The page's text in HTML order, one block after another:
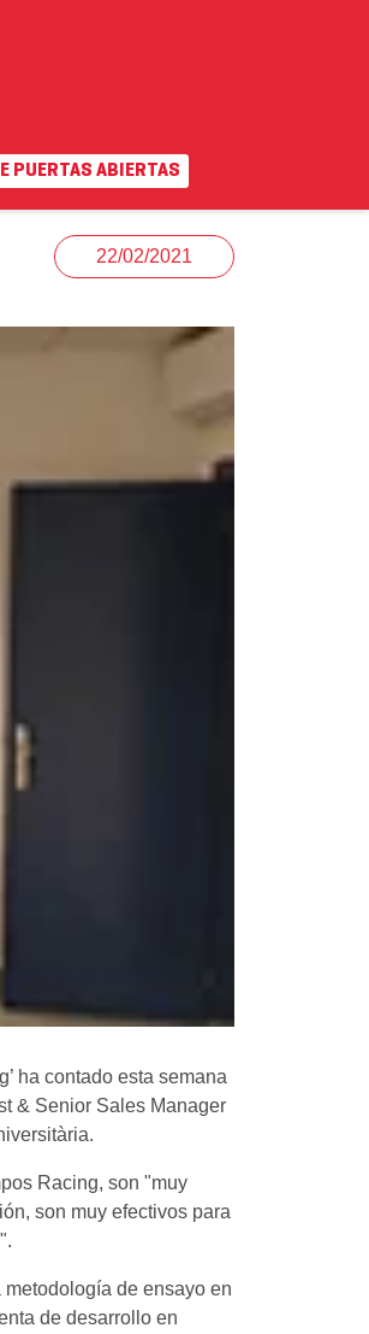
EN|VA
PUERTAS ABIERTAS
22/02/2021
ha contado esta semana
& Senior Sales Manager
Racing, son "muy
son muy efectivos para
de ensayo en
de desarrollo en